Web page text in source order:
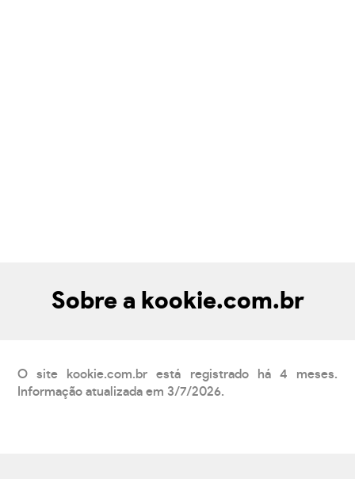
Sobre a kookie.com.br
O site kookie.com.br está registrado há 4 meses.
Informação atualizada em 3/7/2026.